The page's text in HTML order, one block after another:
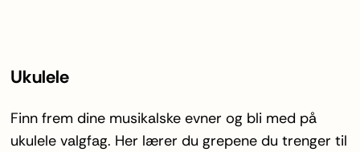
Ukulele
Finn frem dine musikalske evner og bli med på
ukulele valgfag. Her lærer du grepene du trenger til